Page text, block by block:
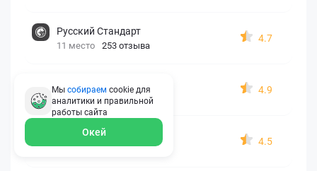
Русский Стандарт
11 место 253 отзыва
4.7
12 место 162 отзыва
4.9
СберСтрахование
13 место 326 отзывов
4.5
Мы собираем cookie для
аналитики и правильной
работы сайта
Окей